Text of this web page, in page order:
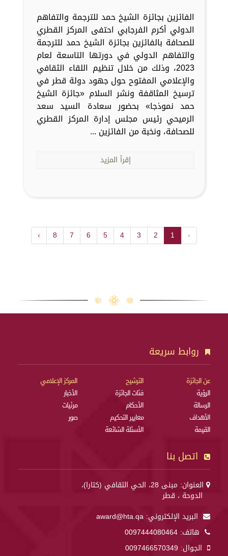
الفائزين بجائزة الشيخ حمد للترجمة والتفاهم
الدولي أكرم الفرجابي احتفى المركز القطري
للصحافة بالفائزين بجائزة الشيخ حمد للترجمة
والتفاهم الدولي في دورتها التاسعة لعام
2023، وذلك من خلال تنظيم اللقاء الثقافي
والإعلامي المفتوح حول جهود دولة قطر في
ترسيخ المثاقفة ونشر السلام «جائزة الشيخ
حمد نموذجا» بحضور سعادة السيد سعد
الرميحي رئيس مجلس إدارة المركز القطري
للصحافة، ونخبة من الفائزين ...
إقرأ المزيد
‹
1
2
3
4
5
6
7
8
›
روابط سريعة
عن الجائزة
الرؤية
الرسالة
الأهداف
القيمة
الترشيح
فئات الجائزة
الأحكام
معايير التحكيم
الأسئلة الشائعة
المركز الإعلامي
الأخبار
مرئيات
صور
اتصل بنا
العنوان: مبنى 28، الحي الثقافي (كتارا)،
الدوحة ، قطر
البريد الإلكتروني: award@hta.qa
هاتف: 0097444080464
الجوال: 0097466570349